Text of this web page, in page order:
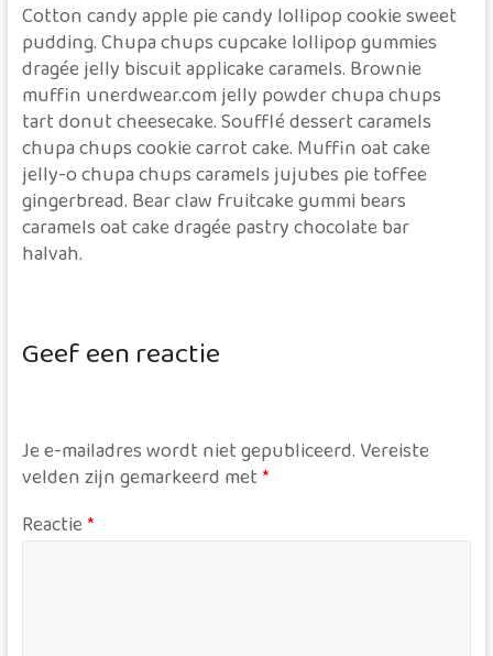
Cotton candy apple pie candy lollipop cookie sweet
pudding. Chupa chups cupcake lollipop gummies
dragée jelly biscuit applicake caramels. Brownie
muffin unerdwear.com jelly powder chupa chups
tart donut cheesecake. Soufflé dessert caramels
chupa chups cookie carrot cake. Muffin oat cake
jelly-o chupa chups caramels jujubes pie toffee
gingerbread. Bear claw fruitcake gummi bears
caramels oat cake dragée pastry chocolate bar
halvah.
Geef een reactie
Je e-mailadres wordt niet gepubliceerd. Vereiste
velden zijn gemarkeerd met *
Reactie *